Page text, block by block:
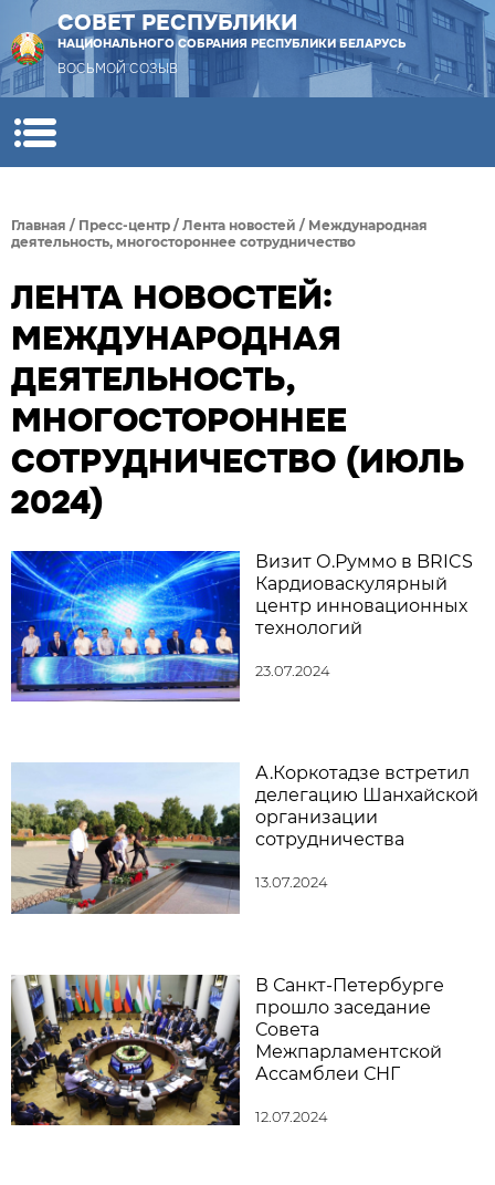
СОВЕТ РЕСПУБЛИКИ
НАЦИОНАЛЬНОГО СОБРАНИЯ РЕСПУБЛИКИ БЕЛАРУСЬ
ВОСЬМОЙ СОЗЫВ
Главная / Пресс-центр / Лента новостей / Международная
деятельность, многостороннее сотрудничество
ЛЕНТА НОВОСТЕЙ:
МЕЖДУНАРОДНАЯ
ДЕЯТЕЛЬНОСТЬ,
МНОГОСТОРОННЕЕ
СОТРУДНИЧЕСТВО (ИЮЛЬ
2024)
Визит О.Руммо в BRICS
Кардиоваскулярный
центр инновационных
технологий
23.07.2024
А.Коркотадзе встретил
делегацию Шанхайской
организации
сотрудничества
13.07.2024
В Санкт-Петербурге
прошло заседание
Совета
Межпарламентской
Ассамблеи СНГ
12.07.2024